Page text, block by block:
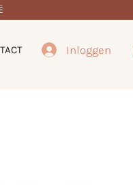
Inloggen